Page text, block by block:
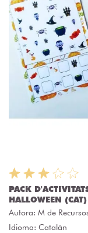
PACK
HALLOWEEN (CAT)
Autora: M de
Idioma: Catalán